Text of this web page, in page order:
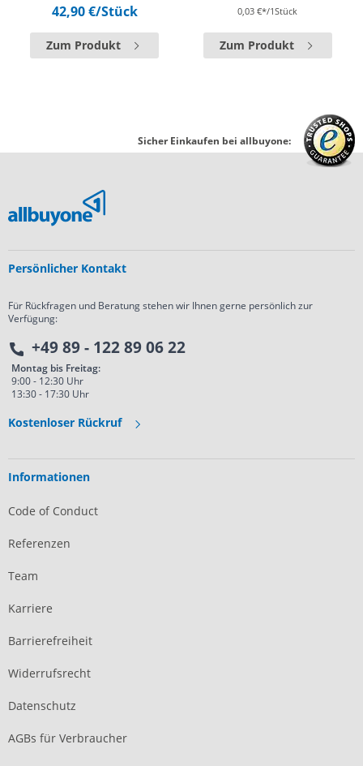
42,90 €/Stück
Zum Produkt
0,03 €*/1Stück
Zum Produkt
Sicher Einkaufen bei allbuyone:
Persönlicher Kontakt
Für Rückfragen und Beratung stehen wir Ihnen gerne persönlich zur
Verfügung:
+49 89 - 122 89 06 22
Montag bis Freitag:
9:00 - 12:30 Uhr
13:30 - 17:30 Uhr
Kostenloser Rückruf
Informationen
Code of Conduct
Referenzen
Team
Karriere
Barrierefreiheit
Widerrufsrecht
Datenschutz
AGBs für Verbraucher